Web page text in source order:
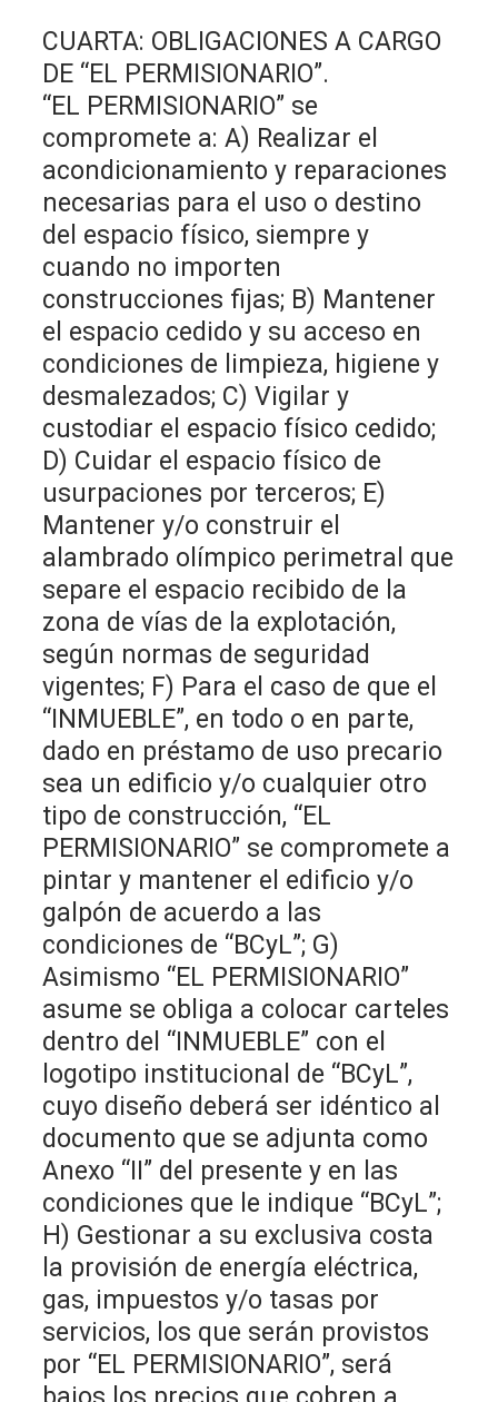
CUARTA: OBLIGACIONES A CARGO
DE “EL PERMISIONARIO”.
“EL PERMISIONARIO” se
compromete a: A) Realizar el
acondicionamiento y reparaciones
necesarias para el uso o destino
del espacio físico, siempre y
cuando no importen
construcciones fijas; B) Mantener
el espacio cedido y su acceso en
condiciones de limpieza, higiene y
desmalezados; C) Vigilar y
custodiar el espacio físico cedido;
D) Cuidar el espacio físico de
usurpaciones por terceros; E)
Mantener y/o construir el
alambrado olímpico perimetral que
separe el espacio recibido de la
zona de vías de la explotación,
según normas de seguridad
vigentes; F) Para el caso de que el
“INMUEBLE”, en todo o en parte,
dado en préstamo de uso precario
sea un edificio y/o cualquier otro
tipo de construcción, “EL
PERMISIONARIO” se compromete a
pintar y mantener el edificio y/o
galpón de acuerdo a las
condiciones de “BCyL”; G)
Asimismo “EL PERMISIONARIO”
asume se obliga a colocar carteles
dentro del “INMUEBLE” con el
logotipo institucional de “BCyL”,
cuyo diseño deberá ser idéntico al
documento que se adjunta como
Anexo “II” del presente y en las
condiciones que le indique “BCyL”;
H) Gestionar a su exclusiva costa
la provisión de energía eléctrica,
gas, impuestos y/o tasas por
servicios, los que serán provistos
por “EL PERMISIONARIO”, será